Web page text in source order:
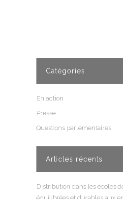
Catégories
En action
Presse
Questions parlementaires
Articles récents
Distribution dans les écoles